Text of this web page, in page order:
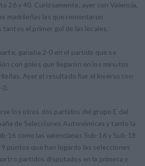
26 y 40. Curiosamente, ayer con Valencia,
madrileñas las que remontaron
el primer gol de las locales.
ganaba 2-0 en el partido que se
con goles que llegarón en los minutos
Ayer el resultado fue el inverso con
0.
los otros dos partidos del grupo E del
de Selecciones Autonómicas y tanto la
16 como las valencianas Sub-16 y Sub-18
puntos que han logardo las selecciones
partidos disputados en la primera y